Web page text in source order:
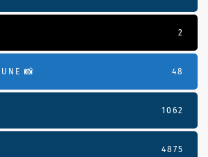
2
📸 48
1062
4875